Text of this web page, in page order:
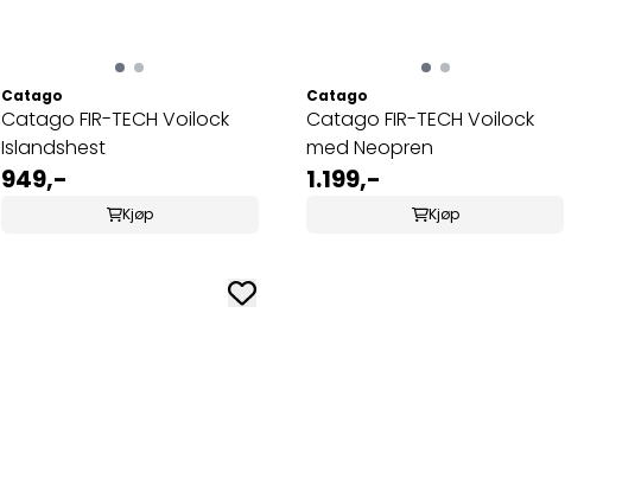
Catago
Catago FIR-TECH Voilock
Islandshest
949,-
Kjøp
Catago
Catago FIR-TECH Voilock
med Neopren
1.199,-
Kjøp